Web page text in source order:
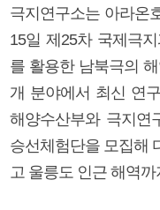
극지연구소는 아라온
15일 제25차 국제극
를 활용한 남북극의
개 분야에서 최신 연
해양수산부와 극지연
승선체험단을 모집해
고 울릉도 인근 해역